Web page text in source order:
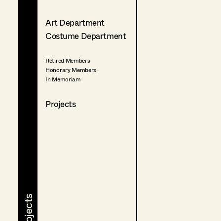
Art Department
Costume Department
Retired Members
Honorary Members
In Memoriam
Projects